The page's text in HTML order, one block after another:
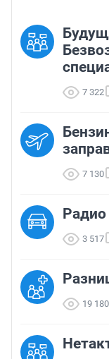
7 322
7 130
3 517
19 180